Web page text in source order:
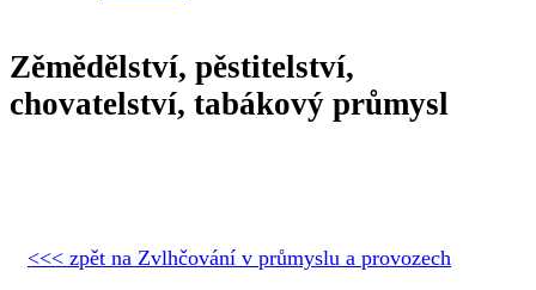
Zěmědělství, pěstitelství,
chovatelství, tabákový průmysl
<<< zpět na Zvlhčování v průmyslu a provozech